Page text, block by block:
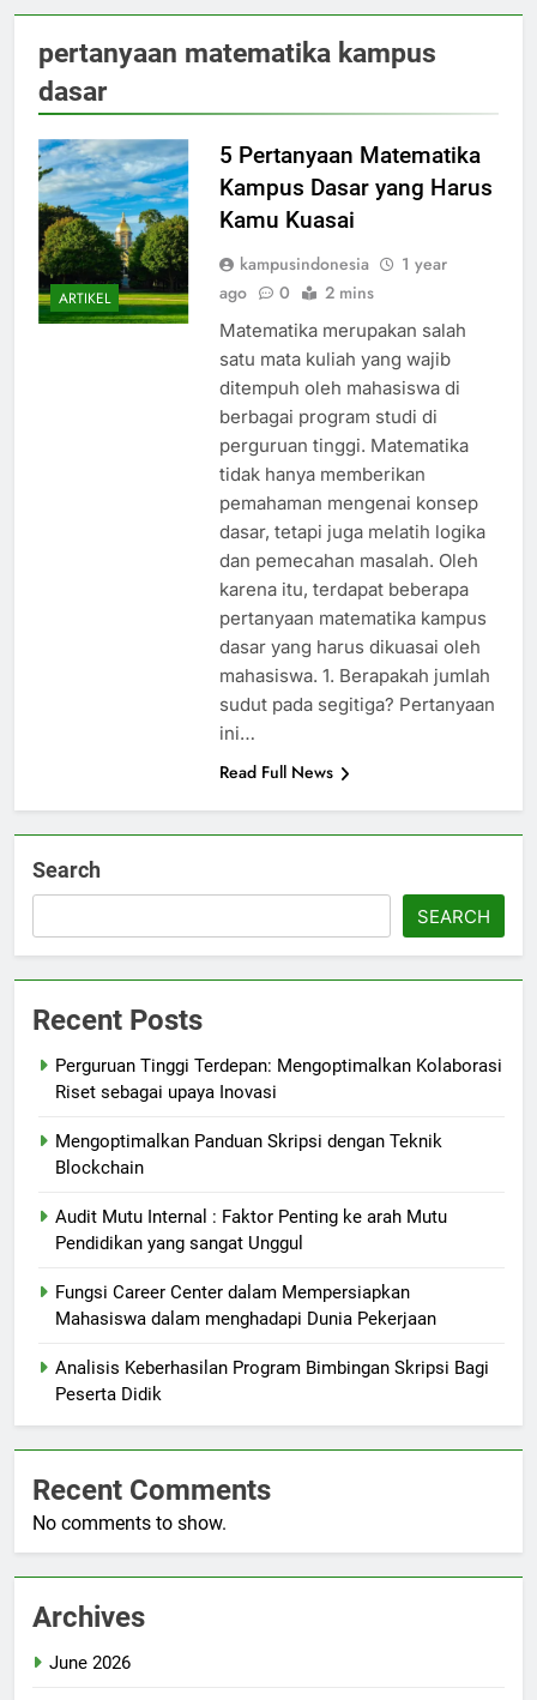
pertanyaan matematika kampus
dasar
ARTIKEL
5 Pertanyaan Matematika
Kampus Dasar yang Harus
Kamu Kuasai
kampusindonesia
1 year
ago
0 2 mins
Matematika merupakan salah
satu mata kuliah yang wajib
ditempuh oleh mahasiswa di
berbagai program studi di
perguruan tinggi. Matematika
tidak hanya memberikan
pemahaman mengenai konsep
dasar, tetapi juga melatih logika
dan pemecahan masalah. Oleh
karena itu, terdapat beberapa
pertanyaan matematika kampus
dasar yang harus dikuasai oleh
mahasiswa. 1. Berapakah jumlah
sudut pada segitiga? Pertanyaan
ini…
Read Full News
Search
SEARCH
Recent Posts
Perguruan Tinggi Terdepan: Mengoptimalkan Kolaborasi
Riset sebagai upaya Inovasi
Mengoptimalkan Panduan Skripsi dengan Teknik
Blockchain
Audit Mutu Internal : Faktor Penting ke arah Mutu
Pendidikan yang sangat Unggul
Fungsi Career Center dalam Mempersiapkan
Mahasiswa dalam menghadapi Dunia Pekerjaan
Analisis Keberhasilan Program Bimbingan Skripsi Bagi
Peserta Didik
Recent Comments
No comments to show.
Archives
June 2026